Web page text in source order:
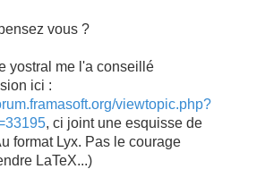
vous ?
yostral me l'a conseillé
ici :
viewtopic.php?
, ci joint une esquisse de
format Lyx. Pas le courage
LaTeX...)